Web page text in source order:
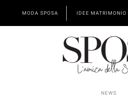
MODA SPOSA IDEE MATRIMONIO
NEWS